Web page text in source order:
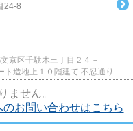
24-8
ません。
お問い合わせはこちら